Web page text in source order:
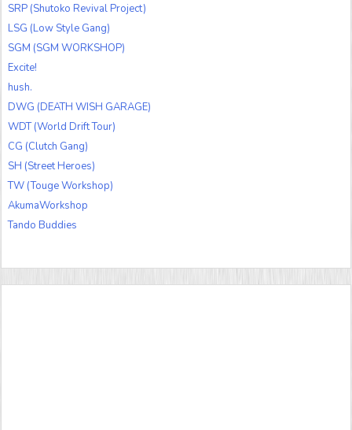
SRP (Shutoko Revival Project)
LSG (Low Style Gang)
SGM (SGM WORKSHOP)
Excite!
hush.
DWG (DEATH WISH GARAGE)
WDT (World Drift Tour)
CG (Clutch Gang)
SH (Street Heroes)
TW (Touge Workshop)
AkumaWorkshop
Tando Buddies